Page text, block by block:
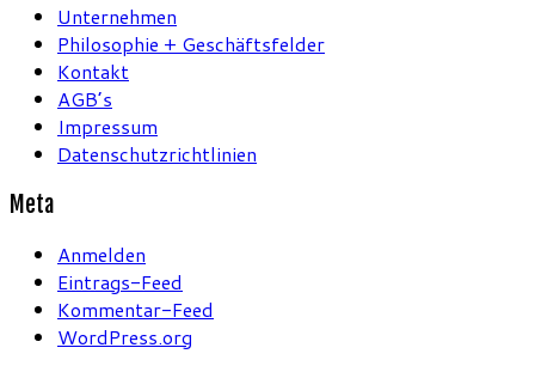
Unternehmen
Philosophie + Geschäftsfelder
Kontakt
AGB’s
Impressum
Datenschutzrichtlinien
Meta
Anmelden
Eintrags-Feed
Kommentar-Feed
WordPress.org